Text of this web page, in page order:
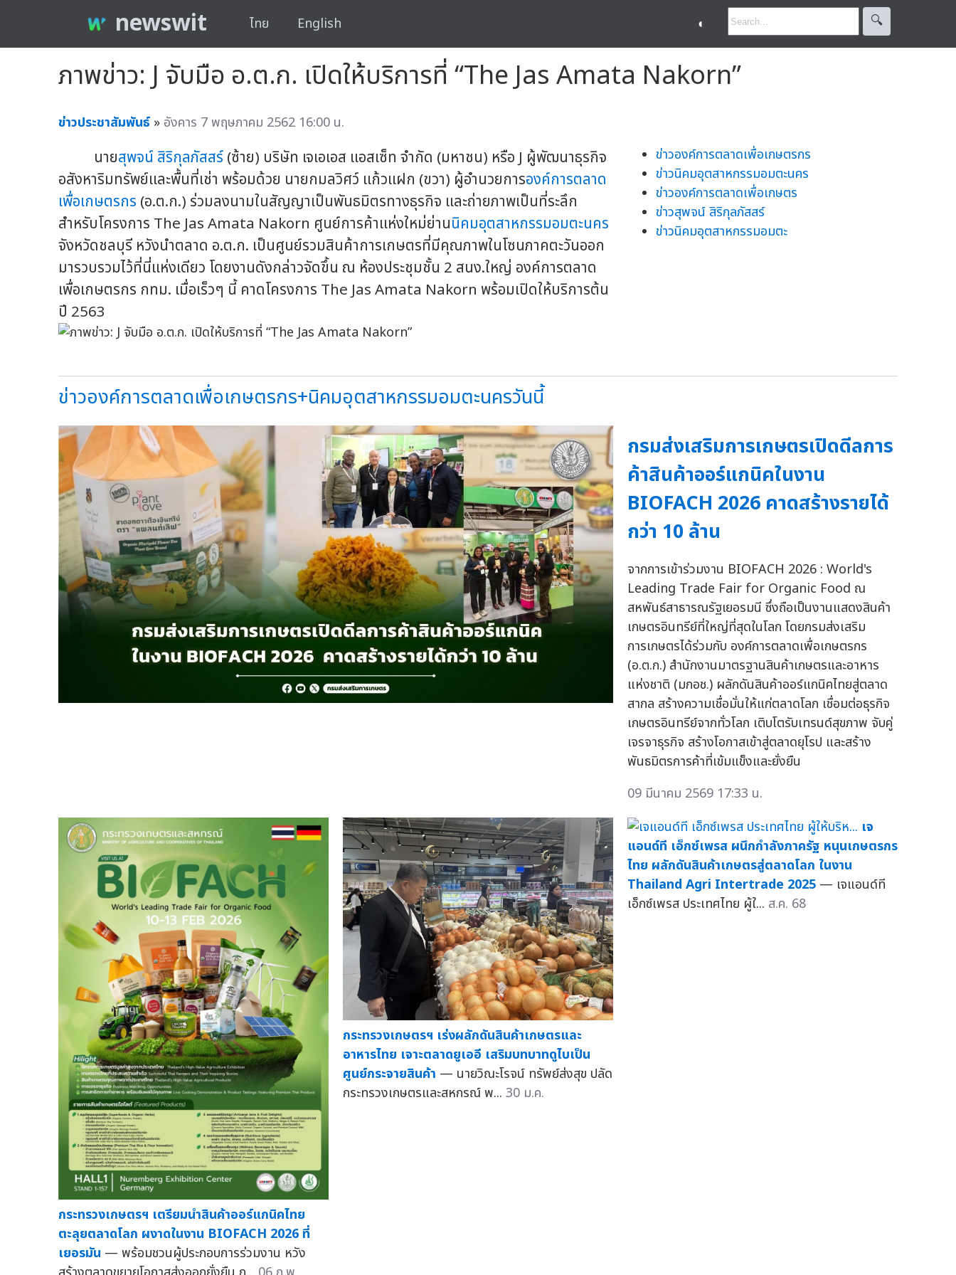
newswit ไทย English ◐ 🔍︎
ภาพข่าว: J จับมือ อ.ต.ก. เปิดให้บริการที่ “The Jas Amata Nakorn”
ข่าวประชาสัมพันธ์ » อังคาร 7 พฤษภาคม 2562 16:00 น.
นายสุพจน์ สิริกุลภัสสร์(ซ้าย) บริษัท เจเอเอส แอสเซ็ท จำกัด (มหาชน) หรือ J ผู้พัฒนาธุรกิจ
อสังหาริมทรัพย์และพื้นที่เช่า พร้อมด้วย นายกมลวิศว์ แก้วแฝก (ขวา) ผู้อำนวยการองค์การตลาด
เพื่อเกษตรกร (อ.ต.ก.) ร่วมลงนามในสัญญาเป็นพันธมิตรทางธุรกิจ และถ่ายภาพเป็นที่ระลึก
สำหรับโครงการ The Jas Amata Nakorn ศูนย์การค้าแห่งใหม่ย่านนิคมอุตสาหกรรมอมตะนคร
จังหวัดชลบุรี หวังนำตลาด อ.ต.ก. เป็นศูนย์รวมสินค้าการเกษตรที่มีคุณภาพในโซนภาคตะวันออก
มารวบรวมไว้ที่นี่แห่งเดียว โดยงานดังกล่าวจัดขึ้น ณ ห้องประชุมชั้น 2 สนง.ใหญ่ องค์การตลาด
เพื่อเกษตรกร กทม. เมื่อเร็วๆ นี้ คาดโครงการ The Jas Amata Nakorn พร้อมเปิดให้บริการต้น
ปี 2563
ข่าวองค์การตลาดเพื่อเกษตรกร
ข่าวนิคมอุตสาหกรรมอมตะนคร
ข่าวองค์การตลาดเพื่อเกษตร
ข่าวสุพจน์ สิริกุลภัสสร์
ข่าวนิคมอุตสาหกรรมอมตะ
ข่าวองค์การตลาดเพื่อเกษตรกร+นิคมอุตสาหกรรมอมตะนครวันนี้
กรมส่งเสริมการเกษตรเปิดดีลการ
ค้าสินค้าออร์แกนิคในงาน
BIOFACH 2026 คาดสร้างรายได้
กว่า 10 ล้าน
จากการเข้าร่วมงาน BIOFACH 2026 : World's
Leading Trade Fair for Organic Food ณ
สหพันธ์สาธารณรัฐเยอรมนี ซึ่งถือเป็นงานแสดงสินค้า
เกษตรอินทรีย์ที่ใหญ่ที่สุดในโลก โดยกรมส่งเสริม
การเกษตรได้ร่วมกับ องค์การตลาดเพื่อเกษตรกร
(อ.ต.ก.) สำนักงานมาตรฐานสินค้าเกษตรและอาหาร
แห่งชาติ (มกอช.) ผลักดันสินค้าออร์แกนิคไทยสู่ตลาด
สากล สร้างความเชื่อมั่นให้แก่ตลาดโลก เชื่อมต่อธุรกิจ
เกษตรอินทรีย์จากทั่วโลก เติบโตรับเทรนด์สุขภาพ จับคู่
เจรจาธุรกิจ สร้างโอกาสเข้าสู่ตลาดยุโรป และสร้าง
พันธมิตรการค้าที่เข้มแข็งและยั่งยืน
09 มีนาคม 2569 17:33 น.
กระทรวงเกษตรฯ เตรียมนำสินค้าออร์แกนิคไทย
ตะลุยตลาดโลก ผงาดในงาน BIOFACH 2026 ที่
เยอรมัน — พร้อมชวนผู้ประกอบการร่วมงาน หวัง
กระทรวงเกษตรฯ เร่งผลักดันสินค้าเกษตรและ
อาหารไทย เจาะตลาดยูเออี เสริมบทบาทดูไบเป็น
ศูนย์กระจายสินค้า — นายวิณะโรจน์ ทรัพย์ส่งสุข ปลัด
กระทรวงเกษตรและสหกรณ์ พ... 30 ม.ค.
เจ
แอนด์ที เอ็กซ์เพรส ผนึกกำลังภาครัฐ หนุนเกษตรกร
ไทย ผลักดันสินค้าเกษตรสู่ตลาดโลก ในงาน
Thailand Agri Intertrade 2025 — เจแอนด์ที
เอ็กซ์เพรส ประเทศไทย ผู้ใ... ส.ค. 68